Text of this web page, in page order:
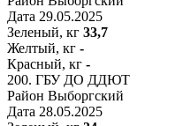
Дата 29.05.2025
Зеленый, кг 33,7
Желтый, кг -
Красный, кг -
200. ГБУ ДО ДДЮТ
Район Выборгский
Дата 28.05.2025